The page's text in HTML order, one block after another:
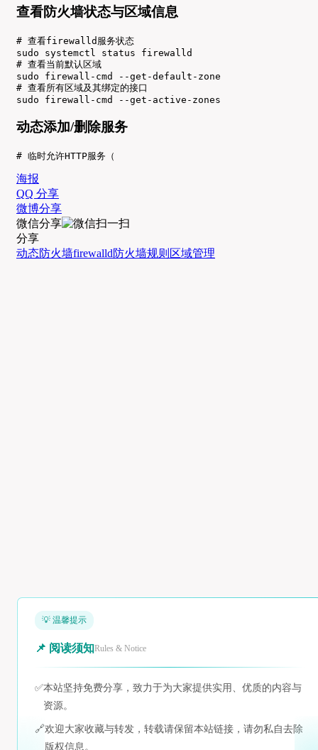
查看防火墙状态与区域信息
# 查看firewalld服务状态
sudo systemctl status firewalld
# 查看当前默认区域
sudo firewall-cmd --get-default-zone
# 查看所有区域及其绑定的接口
sudo firewall-cmd --get-active-zones
动态添加/删除服务
# 临时允许HTTP服务（
海报
QQ 分享
微博分享
微信分享
分享
动态防火墙firewalld防火墙规则 区域管理
💡 温馨提示
📌 阅读须知Rules & Notice
✅本站坚持免费分享，致力于为大家提供实用、优质的内容与
资源。
🔗欢迎大家收藏与转发，转载请保留本站链接，请勿私自去除
版权信息。